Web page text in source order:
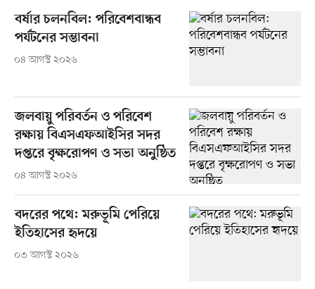
বর্ষার চলনবিল: পরিবেশবান্ধব
পর্যটনের সম্ভাবনা
০৪ আগস্ট ২০২৬
জলবায়ু পরিবর্তন ও পরিবেশ
রক্ষায় বিএসএফআইসির সদর
দপ্তরে বৃক্ষরোপণ ও সভা অনুষ্ঠিত
০৪ আগস্ট ২০২৬
বদরের পথে: মরুভূমি পেরিয়ে
ইতিহাসের হৃদয়ে
০৩ আগস্ট ২০২৬